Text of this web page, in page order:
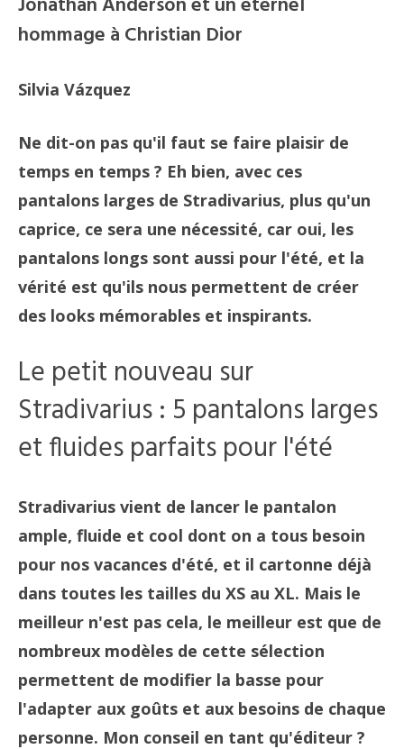
hommage à Christian Dior
Silvia Vázquez
Ne dit-on pas qu'il faut se faire plaisir de
temps en temps ? Eh bien, avec ces
pantalons larges de Stradivarius, plus qu'un
caprice, ce sera une nécessité, car oui, les
pantalons longs sont aussi pour l'été, et la
vérité est qu'ils nous permettent de créer
des looks mémorables et inspirants.
Le petit nouveau sur
Stradivarius : 5 pantalons larges
et fluides parfaits pour l'été
Stradivarius vient de lancer le pantalon
ample, fluide et cool dont on a tous besoin
pour nos vacances d'été, et il cartonne déjà
dans toutes les tailles du XS au XL. Mais le
meilleur n'est pas cela, le meilleur est que de
nombreux modèles de cette sélection
permettent de modifier la basse pour
l'adapter aux goûts et aux besoins de chaque
personne. Mon conseil en tant qu'éditeur ?